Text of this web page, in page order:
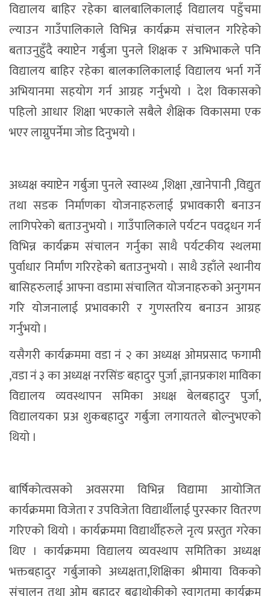
विद्यालय बाहिर रहेका बालबालिकालाई विद्यालय पहुँचमा
ल्याउन गाउँपालिकाले विभिन्न कार्यक्रम संचालन गरिहेको
बताउनुहुँदै क्याप्टेन गर्बुजा पुनले शिक्षक र अभिभाकले पनि
विद्यालय बाहिर रहेका बालकालिकालाई विद्यालय भर्ना गर्ने
अभियानमा सहयोग गर्न आग्रह गर्नुभयो । देश विकासको
पहिलो आधार शिक्षा भएकाले सबैले शैक्षिक विकासमा एक
भएर लाग्नुपर्नेमा जोड दिनुभयो ।
अध्यक्ष क्याप्टेन गर्बुजा पुनले स्वास्थ्य ,शिक्षा ,खानेपानी ,विद्युत
तथा सडक निर्माणका योजनाहरुलाई प्रभावकारी बनाउन
लागिपरेको बताउनुभयो । गाउँपालिकाले पर्यटन पवद्र्धन गर्न
विभिन्न कार्यक्रम संचालन गर्नुका साथै पर्यटकीय स्थलमा
पुर्वाधार निर्मांण गरिरहेको बताउनुभयो । साथै उहाँले स्थानीय
बासिहरुलाई आफ्ना वडामा संचालित योजनाहरुको अनुगमन
गरि योजनालाई प्रभावकारी र गुणस्तरिय बनाउन आग्रह
गर्नुभयो ।
यसैगरी कार्यक्रममा वडा नं २ का अध्यक्ष ओमप्रसाद फगामी
,वडा नं ३ का अध्यक्ष नरसिंङ बहादुर पुर्जा ,ज्ञानप्रकाश माविका
विद्यालय व्यवस्थापन समिका अधक्ष बेलबहादुर पुर्जा,
विद्यालयका प्रअ शुकबहादुर गर्बुजा लगायतले बोल्नुभएको
थियो ।
बार्षिकोत्वसको अवसरमा विभिन्न विद्यामा आयोजित
कार्यक्रममा विजेता र उपविजेता विद्यार्थीलाई पुरस्कार वितरण
गरिएको थियो । कार्यक्रममा विद्यार्थीहरुले नृत्य प्रस्तुत गरेका
थिए । कार्यक्रममा विद्यालय व्यवस्थाप समितिका अध्यक्ष
भक्तबहादुर गर्बुजाको अध्यक्षता,शिक्षिका श्रीमाया विकको